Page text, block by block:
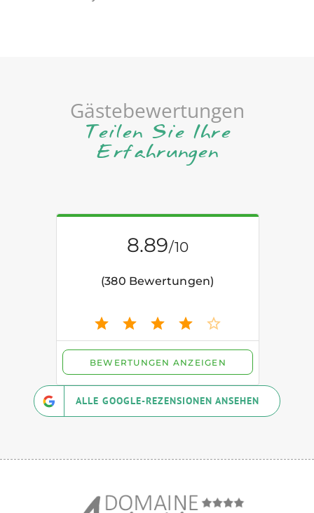
Gästebewertungen
Teilen Sie Ihre
Erfahrungen
ALLE GOOGLE-REZENSIONEN ANSEHEN